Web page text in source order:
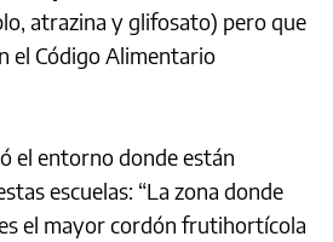
atrazina y glifosato) pero que
el Código Alimentario
el entorno donde están
escuelas: “La zona donde
el mayor cordón frutihortícola